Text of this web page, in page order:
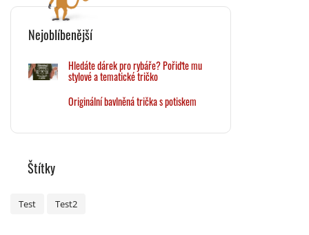
Nejoblíbenější
Hledáte dárek pro rybáře? Pořiďte mu
stylové a tematické tričko
Originální bavlněná trička s potiskem
Štítky
Test Test2